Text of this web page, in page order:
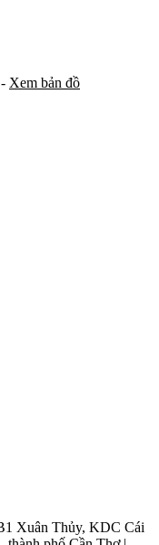
Xem bản đồ
Xuân Thủy, KDC Cái